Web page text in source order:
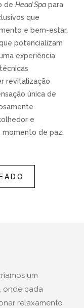
de Head Spa para
que
e bem-estar.
potencializam
experiência
revitalização
única de
e
momento de paz,
um
onde cada
relaxamento